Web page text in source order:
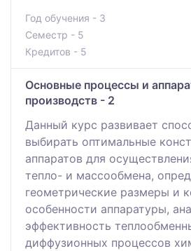
Год обучения - 3
Семестр - 5
Кредитов - 5
Основные процессы и
производств - 2
Данный курс развивает
выбирать оптимальные
аппаратов для
тепло- и массообмена,
геометрические размеры и
особенности аппаратуры,
эффективность
диффузионных процессов